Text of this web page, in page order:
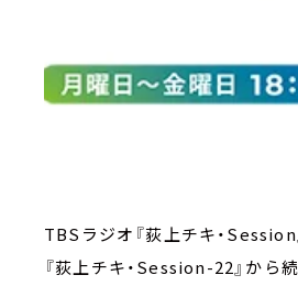
TBSラジオ『荻上チキ・Session
『荻上チキ・Session-22』から